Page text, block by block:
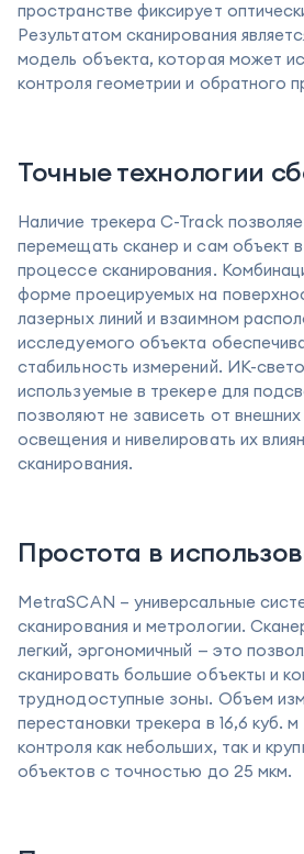
пространстве фиксирует
Результатом сканирования
модель объекта, которая может
контроля геометрии и обратного
Точные технологии
Наличие трекера C-Track
перемещать сканер и сам объект
процессе сканирования.
форме проецируемых на
лазерных линий и взаимном
исследуемого объекта
стабильность измерений. ИК-
используемые в трекере для
позволяют не зависеть от
освещения и нивелировать их
сканирования.
Простота в
MetraSCAN – универсальные
сканирования и метрологии.
легкий, эргономичный — это
сканировать большие объекты и
труднодоступные зоны. Объем
перестановки трекера в 16,6 куб.
контроля как небольших, так и
объектов с точностью до 25 мкм.